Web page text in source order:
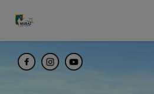
Contenu